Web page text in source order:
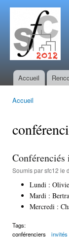
Menu principal
Accueil
Accueil
Conférenciés
Soumis parsfc12 le
Lundi :
Mardi :
Mercredi :
Tags:
conférenciers
invités